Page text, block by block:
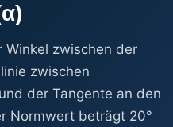
Winkel zwischen der
zwischen
der Tangente an den
Normwert beträgt 20°